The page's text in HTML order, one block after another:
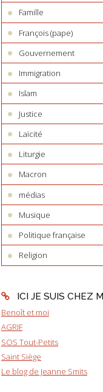
Famille
François (pape)
Gouvernement
Immigration
Islam
Justice
Laïcité
Liturgie
Macron
médias
Musique
Politique française
Religion
ICI JE SUIS CHEZ
Benoît et moi
AGRIF
SOS Tout-Petits
Saint Siège
Le blog de Jeanne Smits